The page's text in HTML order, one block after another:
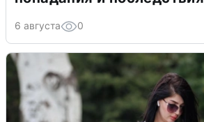
6 августа 0